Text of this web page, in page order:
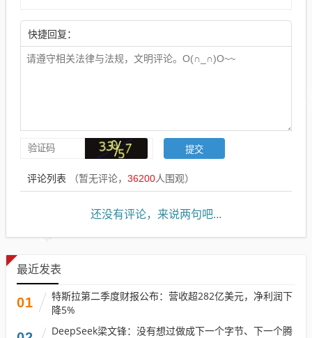
快捷回复：
评论列表 （暂无评论， 36200人围观）
还没有评论，来说两句吧...
最近发表
01
特斯拉第二季度财报公布：营收超282亿美元，净利润下
降5%
DeepSeek梁文锋：没有想过做成下一个字节、下一个腾